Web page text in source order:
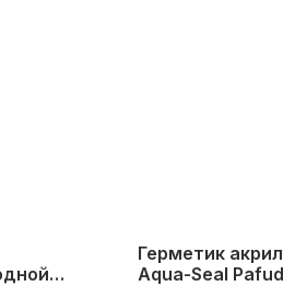
Герметик
Aqua-Seal